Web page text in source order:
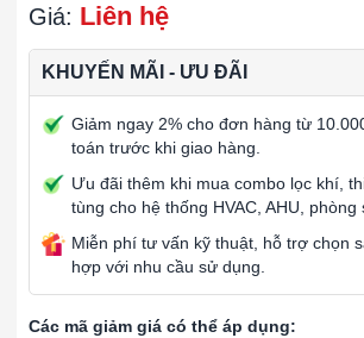
Giá: Liên hệ
KHUYẾN MÃI - ƯU ĐÃI
Giảm ngay 2% cho đơn hàng từ
toán trước khi giao hàng.
Ưu đãi thêm khi mua combo lọc khí,
tùng cho hệ thống HVAC, AHU, phòng
Miễn phí tư vấn kỹ thuật, hỗ trợ chọn
hợp với nhu cầu sử dụng.
Các mã giảm giá có thể áp dụng: